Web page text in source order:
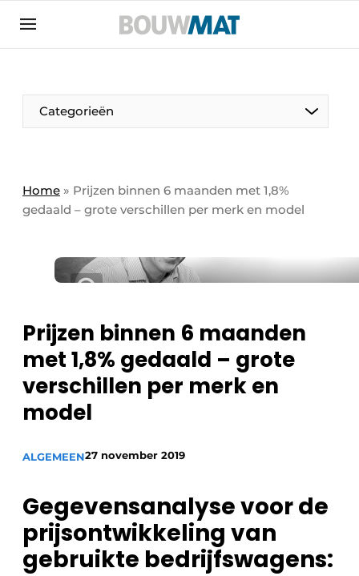
Aanmelden
Bedrijven
Bedrijven
Contact
Evenement aanmelden
Meest gelezen
Podcasts
Privacy / Cookie statement
Vacature aanmelden
Vacatures
Video’s
Categorieën
Home » Prijzen binnen 6 maanden met 1,8%
gedaald – grote verschillen per merk en model
Prijzen binnen 6 maanden
met 1,8% gedaald – grote
verschillen per merk en
model
ALGEMEEN27 november 2019
Gegevensanalyse voor de
prijsontwikkeling van
gebruikte bedrijfswagens: